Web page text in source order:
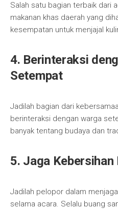
Salah satu bagian terbaik dari
makanan khas daerah yang
kesempatan untuk menjajal
4. Berinteraksi
Setempat
Jadilah bagian dari
berinteraksi dengan warga
banyak tentang budaya dan
5. Jaga Kebersihan
Jadilah pelopor dalam
selama acara. Selalu buang